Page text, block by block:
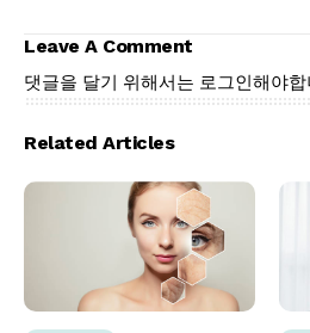
Leave A Comment
댓글을 달기 위해서는 로그인해야합
Related Articles